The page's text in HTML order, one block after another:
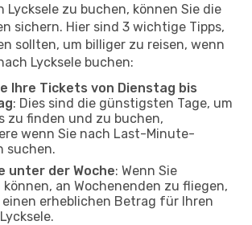
Lycksele zu buchen, können Sie die
sichern. Hier sind 3 wichtige Tipps,
sollten, um billiger zu reisen, wenn
Lycksele buchen:
Ihre Tickets von Dienstag bis
: Dies sind die günstigsten Tage, um
zu finden und zu buchen,
wenn Sie nach Last-Minute-
suchen.
unter der Woche: Wenn Sie
an Wochenenden zu fliegen,
einen erheblichen Betrag für Ihren